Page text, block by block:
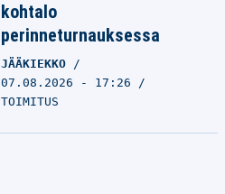
kohtalo
perinneturnauksessa
JÄÄKIEKKO
07.08.2026 - 17:26
TOIMITUS